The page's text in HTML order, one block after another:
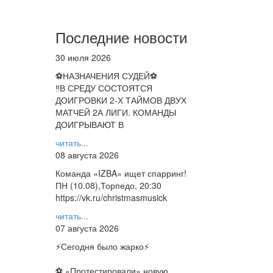
Последние новости
30 июля 2026
⚽НАЗНАЧЕНИЯ СУДЕЙ⚽
‼В СРЕДУ СОСТОЯТСЯ
ДОИГРОВКИ 2-Х ТАЙМОВ ДВУХ
МАТЧЕЙ 2А ЛИГИ. КОМАНДЫ
ДОИГРЫВАЮТ В
читать...
08 августа 2026
Команда «IZBA» ищет спарринг!
ПН (10.08),Торпедо, 20:30
https://vk.ru/christmasmusick
читать...
07 августа 2026
⚡️Сегодня было жарко⚡️